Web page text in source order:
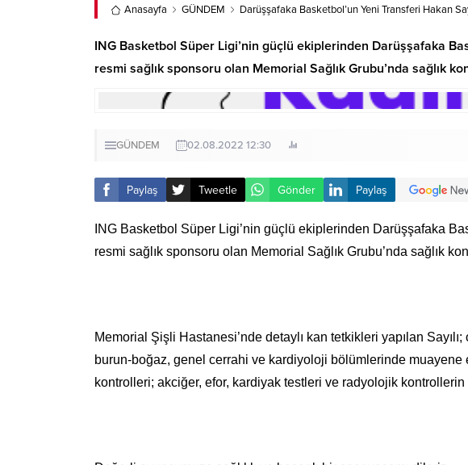
Anasayfa GÜNDEM Darüşşafaka Basketbol’un Yeni Transferi Hakan
ING Basketbol Süper Ligi’nin güçlü ekiplerinden Darüşşafaka
resmi sağlık sponsoru olan Memorial Sağlık Grubu’nda sağlık
GÜNDEM 02.08.2022 12:30
Paylaş Tweetle Gönder Paylaş
ING Basketbol Süper Ligi’nin güçlü ekiplerinden Darüşşafaka
resmi sağlık sponsoru olan Memorial Sağlık Grubu’nda sağlık
Memorial Şişli Hastanesi’nde detaylı kan tetkikleri yapılan
burun-boğaz, genel cerrahi ve kardiyoloji bölümlerinde muayene
kontrolleri; akciğer, efor, kardiyak testleri ve radyolojik kontrollerin